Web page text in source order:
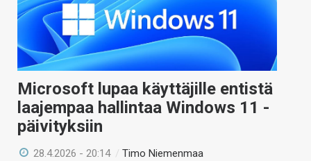
Microsoft lupaa käyttäjille entistä
laajempaa hallintaa Windows 11 -
päivityksiin
28.4.2026 - 20:14 /Timo Niemenmaa